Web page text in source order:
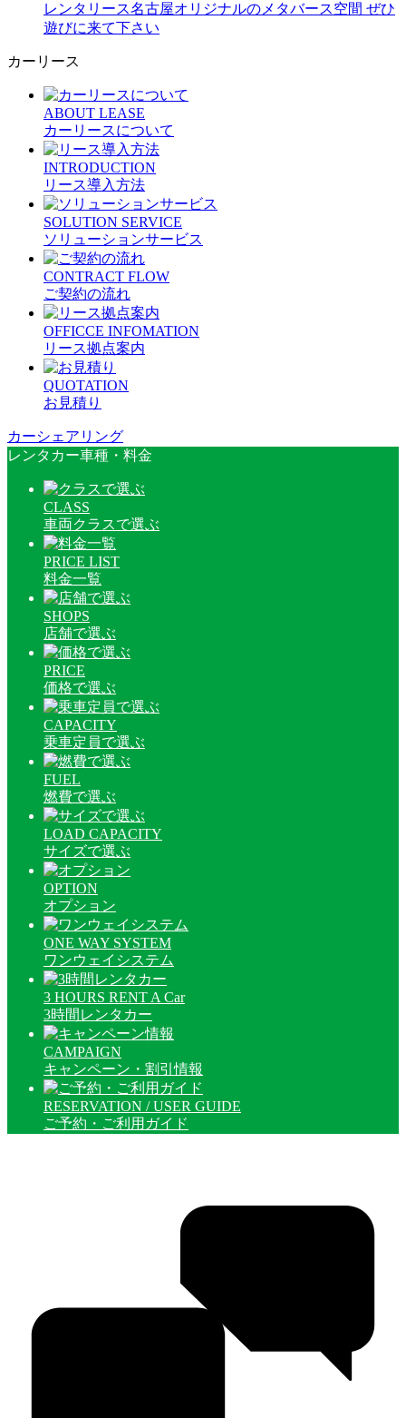
レンタリース名古屋オリジナルのメタバース空間 ぜひ
遊びに来て下さい
カーリース
ABOUT LEASE
カーリースについて
INTRODUCTION
リース導入方法
SOLUTION SERVICE
ソリューションサービス
CONTRACT FLOW
ご契約の流れ
OFFICCE INFOMATION
リース拠点案内
QUOTATION
お見積り
カーシェアリング
レンタカー車種・料金
CLASS
車両クラスで選ぶ
PRICE LIST
料金一覧
SHOPS
店舗で選ぶ
PRICE
価格で選ぶ
CAPACITY
乗車定員で選ぶ
FUEL
燃費で選ぶ
LOAD CAPACITY
サイズで選ぶ
OPTION
オプション
ONE WAY SYSTEM
ワンウェイシステム
3 HOURS RENT A Car
3時間レンタカー
CAMPAIGN
キャンペーン・割引情報
RESERVATION / USER GUIDE
ご予約・ご利用ガイド